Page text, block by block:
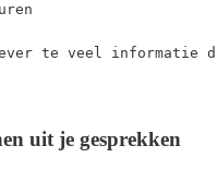
te veel informatie
uit je gesprekken